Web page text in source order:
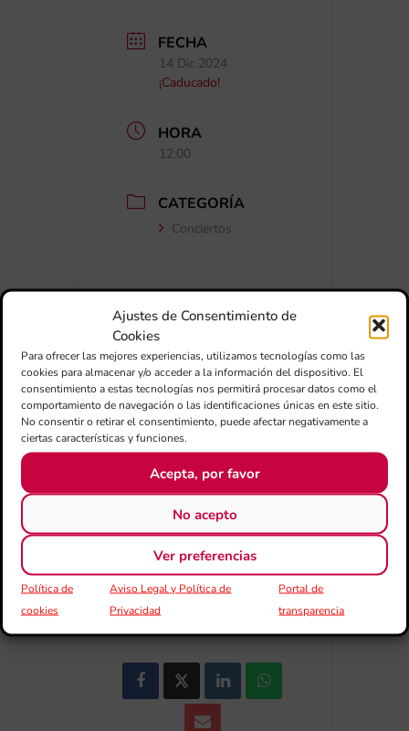
Ajustes de Consentimiento de
Cookies
Para ofrecer las mejores experiencias, utilizamos tecnologías como las
cookies para almacenar y/o acceder a la información del dispositivo. El
consentimiento a estas tecnologías nos permitirá procesar datos como el
comportamiento de navegación o las identificaciones únicas en este sitio.
No consentir o retirar el consentimiento, puede afectar negativamente a
ciertas características y funciones.
Acepta, por favor
No acepto
Ver preferencias
Política de
cookies
Aviso Legal y Política de
Privacidad
Portal de
transparencia
FECHA
14 Dic 2024
¡Caducado!
HORA
12:00
CATEGORÍA
Conciertos
+ Añadir a Google Calendar
+ exportación iCal / Outlook
COMPARTIR ESTE EVENTO